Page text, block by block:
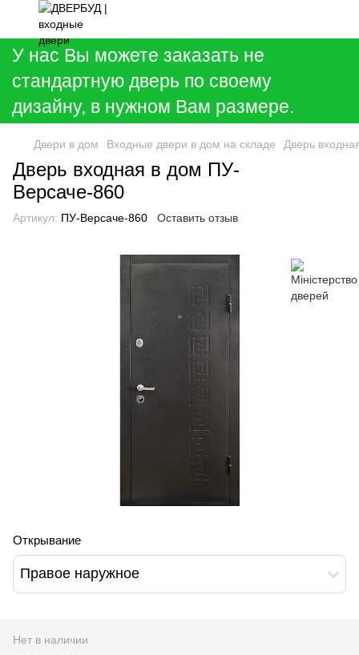
У нас Вы можете заказать не
стандартную дверь по своему
дизайну, в нужном Вам размере.
Двери в дом Входные двери в дом на складе Дверь
Дверь входная в дом ПУ-
Версаче-860
Артикул: ПУ-Версаче-860 Оставить отзыв
Открывание
Правое наружное
Нет в наличии